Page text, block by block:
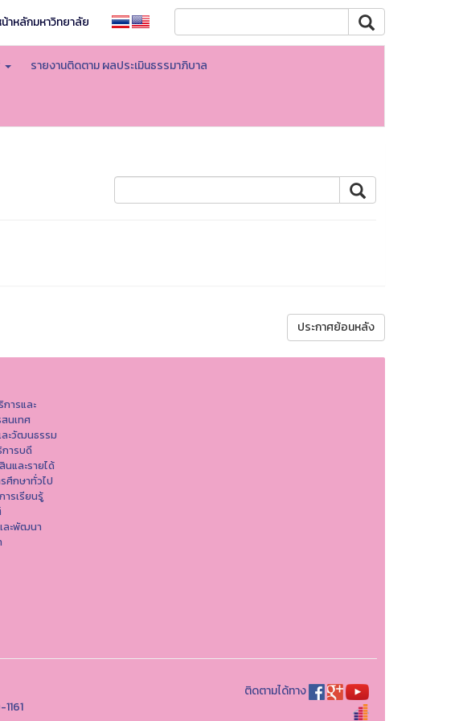
าหลักมหาวิทยาลัย
รายงานติดตาม ผลประเมินธรรมาภิบาล
ประกาศย้อนหลัง
ารและ
นเทศ
ะวัฒนธรรม
ารบดี
และรายได้
ศึกษาทั่วไป
ารเรียนรู้
ละพัฒนา
ติดตามได้ทาง